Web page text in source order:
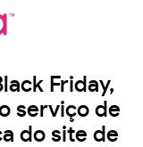
Friday,
serviço de
do site de